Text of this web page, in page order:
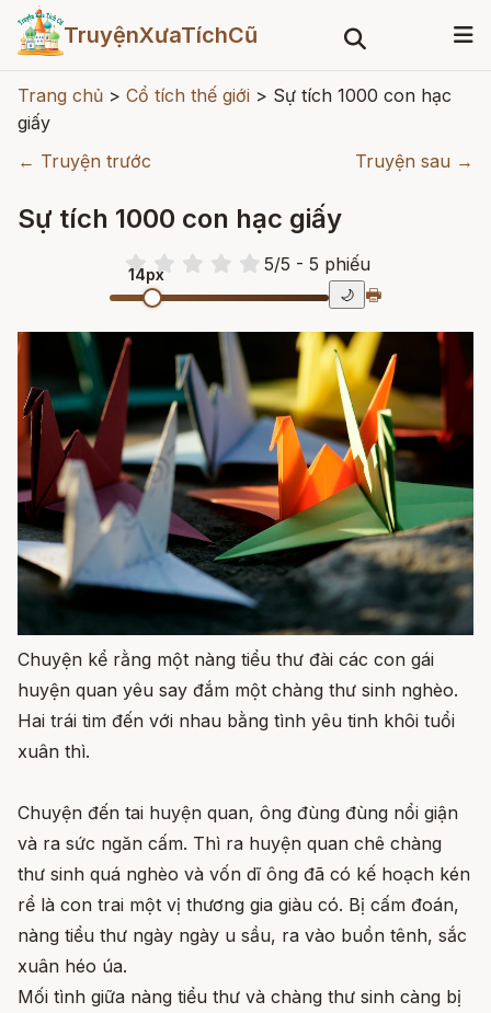
TruyệnXưaTíchCũ
Trang chủ > Cổ tích thế giới > Sự tích 1000 con hạc
giấy
← Truyện trước
Truyện sau →
Sự tích 1000 con hạc giấy
5/5 - 5 phiếu
14px
🌙 🖶
Chuyện kể rằng một nàng tiểu thư đài các con gái
huyện quan yêu say đắm một chàng thư sinh nghèo.
Hai trái tim đến với nhau bằng tình yêu tinh khôi tuổi
xuân thì.
Chuyện đến tai huyện quan, ông đùng đùng nổi giận
và ra sức ngăn cấm. Thì ra huyện quan chê chàng
thư sinh quá nghèo và vốn dĩ ông đã có kế hoạch kén
rể là con trai một vị thương gia giàu có. Bị cấm đoán,
nàng tiểu thư ngày ngày u sầu, ra vào buồn tênh, sắc
xuân héo úa.
Mối tình giữa nàng tiểu thư và chàng thư sinh càng bị